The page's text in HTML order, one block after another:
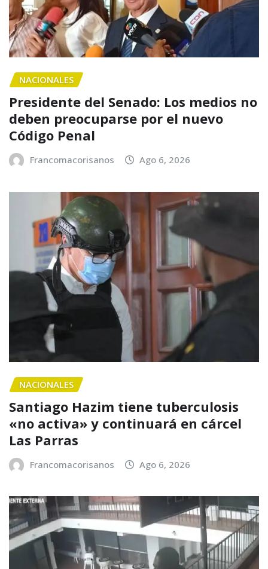
NACIONALES
Presidente del Senado: Los medios no
deben preocuparse por el nuevo
Código Penal
Francomacorisanos Ago 6, 2026
NACIONALES
Santiago Hazim tiene tuberculosis
«no activa» y continuará en cárcel
Las Parras
Francomacorisanos Ago 6, 2026